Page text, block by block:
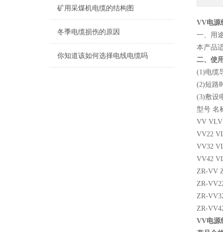
矿用采煤机电缆的结构图
冬季电缆损伤的原因
你知道该如何选择电线电缆吗
VV电源
一、用
本产品
二、使
(1)电缆
(2)短路
(3)敷设
型号 名
VV VLV
VV22
VV32
VV42
ZR-VV
ZR-
ZR-
ZR-
VV电源